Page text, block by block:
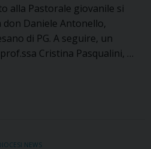
alla Pastorale giovanile si
Daniele Antonello,
di PG. A seguire, un
Cristina Pasqualini, …
NEWS